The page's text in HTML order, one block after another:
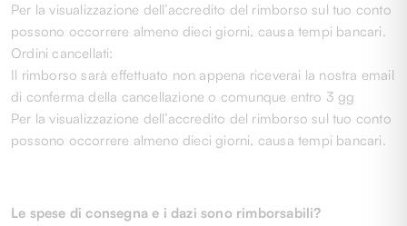
Per la visualizzazione dell’accredito del rimborso sul tuo conto
possono occorrere almeno dieci giorni, causa tempi bancari.
Ordini cancellati:
Il rimborso sarà effettuato non appena riceverai la nostra email
di conferma della cancellazione o comunque entro 3 gg
Per la visualizzazione dell’accredito del rimborso sul tuo conto
possono occorrere almeno dieci giorni, causa tempi bancari.
Le spese di consegna e i dazi sono rimborsabili?